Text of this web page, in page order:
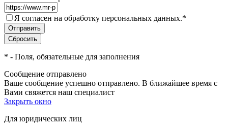
Я согласен на обработку персональных данных.*
* - Поля, обязательные для заполнения
Сообщение отправлено
Ваше сообщение успешно отправлено. В ближайшее время с
Вами свяжется наш специалист
Закрыть окно
Для юридических лиц